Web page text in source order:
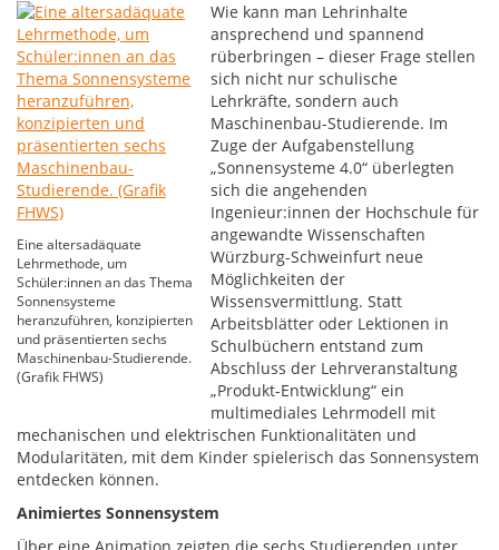
Eine altersadäquate
Lehrmethode, um
Schüler:innen an das Thema
Sonnensysteme
heranzuführen, konzipierten
und präsentierten sechs
Maschinenbau-Studierende.
(Grafik FHWS)
Wie kann man Lehrinhalte
ansprechend und spannend
rüberbringen – dieser Frage stellen
sich nicht nur schulische
Lehrkräfte, sondern auch
Maschinenbau-Studierende. Im
Zuge der Aufgabenstellung
„Sonnensysteme 4.0“ überlegten
sich die angehenden
Ingenieur:innen der Hochschule für
angewandte Wissenschaften
Würzburg-Schweinfurt neue
Möglichkeiten der
Wissensvermittlung. Statt
Arbeitsblätter oder Lektionen in
Schulbüchern entstand zum
Abschluss der Lehrveranstaltung
„Produkt-Entwicklung“ ein
multimediales Lehrmodell mit
mechanischen und elektrischen Funktionalitäten und
Modularitäten, mit dem Kinder spielerisch das Sonnensystem
entdecken können.
Animiertes Sonnensystem